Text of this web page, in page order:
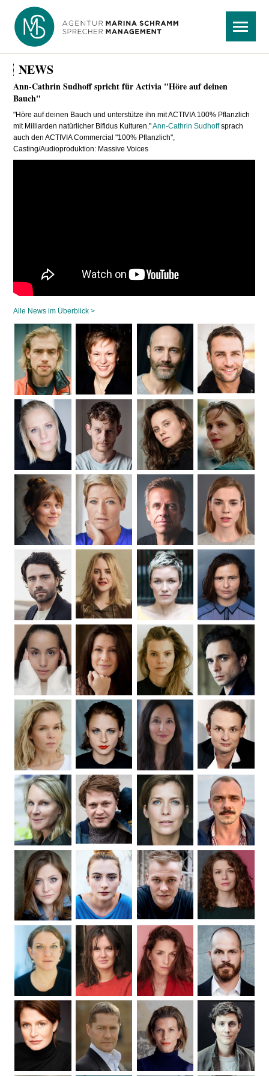
Navigation
überspringen
NEWS
Ann-Cathrin Sudhoff spricht für Activia "Höre auf deinen
Bauch"
"Höre auf deinen Bauch und unterstütze ihn mit ACTIVIA 100% Pflanzlich
mit Milliarden natürlicher Bifidus Kulturen."Ann-Cathrin Sudhoffsprach
auch den ACTIVIA Commercial "100% Pflanzlich",
Casting/Audioproduktion: Massive Voices
Alle News im Überblick >
Navigation
überspringen